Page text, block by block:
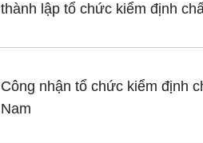
thành lập tổ chức kiểm định
Công nhận tổ chức kiểm định
Nam